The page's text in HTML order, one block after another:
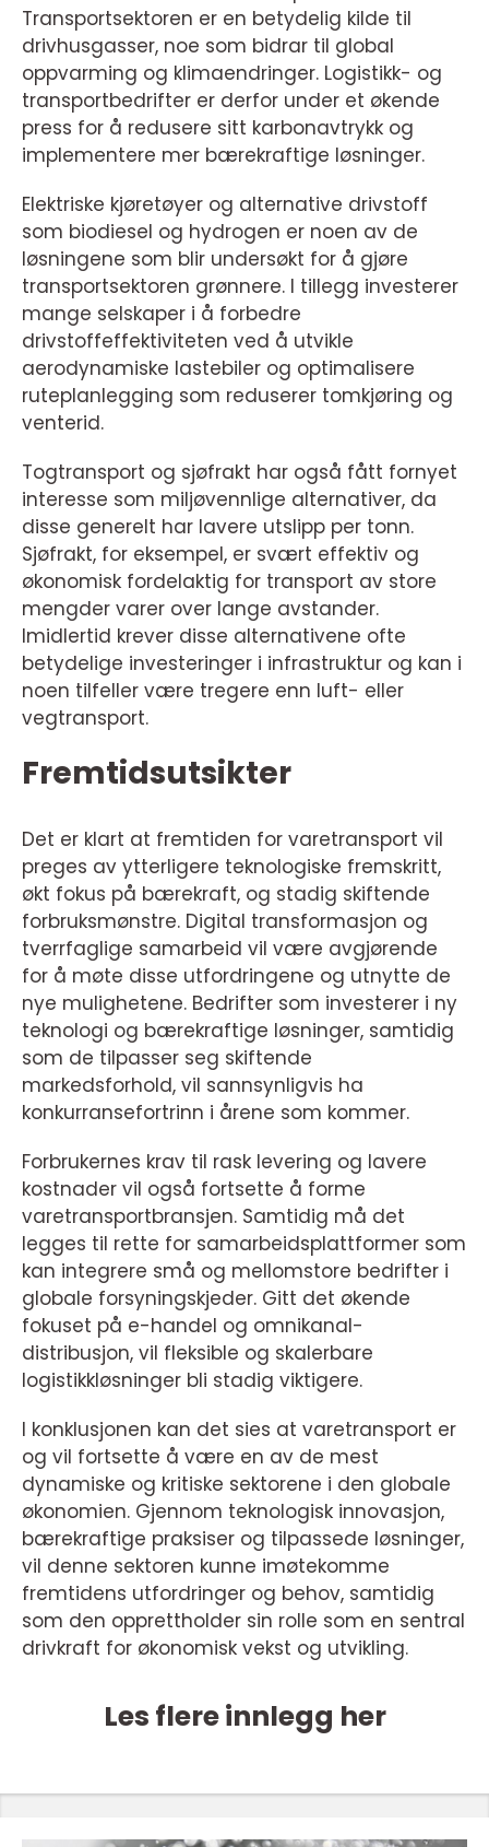
Transportsektoren er en betydelig kilde til
drivhusgasser, noe som bidrar til global
oppvarming og klimaendringer. Logistikk- og
transportbedrifter er derfor under et økende
press for å redusere sitt karbonavtrykk og
implementere mer bærekraftige løsninger.
Elektriske kjøretøyer og alternative drivstoff
som biodiesel og hydrogen er noen av de
løsningene som blir undersøkt for å gjøre
transportsektoren grønnere. I tillegg investerer
mange selskaper i å forbedre
drivstoffeffektiviteten ved å utvikle
aerodynamiske lastebiler og optimalisere
ruteplanlegging som reduserer tomkjøring og
venterid.
Togtransport og sjøfrakt har også fått fornyet
interesse som miljøvennlige alternativer, da
disse generelt har lavere utslipp per tonn.
Sjøfrakt, for eksempel, er svært effektiv og
økonomisk fordelaktig for transport av store
mengder varer over lange avstander.
Imidlertid krever disse alternativene ofte
betydelige investeringer i infrastruktur og kan i
noen tilfeller være tregere enn luft- eller
vegtransport.
Fremtidsutsikter
Det er klart at fremtiden for varetransport vil
preges av ytterligere teknologiske fremskritt,
økt fokus på bærekraft, og stadig skiftende
forbruksmønstre. Digital transformasjon og
tverrfaglige samarbeid vil være avgjørende
for å møte disse utfordringene og utnytte de
nye mulighetene. Bedrifter som investerer i ny
teknologi og bærekraftige løsninger, samtidig
som de tilpasser seg skiftende
markedsforhold, vil sannsynligvis ha
konkurransefortrinn i årene som kommer.
Forbrukernes krav til rask levering og lavere
kostnader vil også fortsette å forme
varetransportbransjen. Samtidig må det
legges til rette for samarbeidsplattformer som
kan integrere små og mellomstore bedrifter i
globale forsyningskjeder. Gitt det økende
fokuset på e-handel og omnikanal-
distribusjon, vil fleksible og skalerbare
logistikkløsninger bli stadig viktigere.
I konklusjonen kan det sies at varetransport er
og vil fortsette å være en av de mest
dynamiske og kritiske sektorene i den globale
økonomien. Gjennom teknologisk innovasjon,
bærekraftige praksiser og tilpassede løsninger,
vil denne sektoren kunne imøtekomme
fremtidens utfordringer og behov, samtidig
som den opprettholder sin rolle som en sentral
drivkraft for økonomisk vekst og utvikling.
Les flere innlegg her